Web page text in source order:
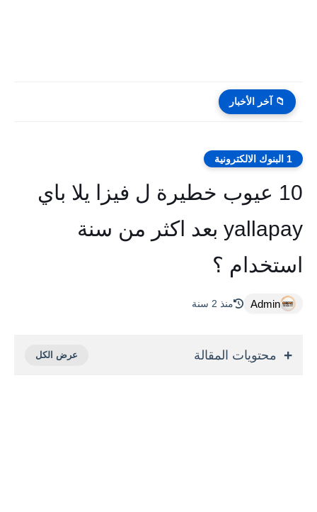
📁 آخر الأخبار
1 البنوك الالكترونية
10 عيوب خطيرة ل فيزا يلا باي
yallapay بعد اكثر من سنة
استخدام ؟
Admin منذ 2 سنة
محتويات المقالة